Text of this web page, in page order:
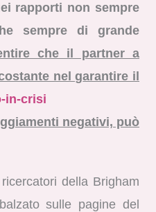
rapporti non sempre
sempre di grande
che il partner a
nel garantire il
negativi, può
della Brigham
sulle pagine del